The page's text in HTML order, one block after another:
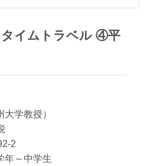
タイムトラベル ④平
学教授）
2
年～中学生